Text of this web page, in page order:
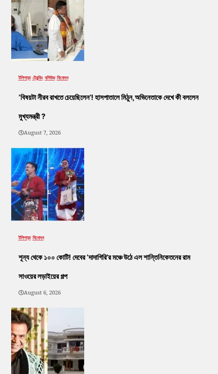
টলিপাড়া ট্রেন্ডিং বলিউড বিনোদন
‘বিষয়টা নীরব রাখতে চেয়েছিলেন’! হাসপাতালে মিঠুন,অভিনেতাকে দেখে কী বললেন
মুখ্যমন্ত্রী ?
August 7, 2026
টলিপাড়া বিনোদন
শূন্য থেকে ১০০ কোটি! দেবের ‘দাদাগিরি’র মঞ্চে উঠে এল শান্তিনিকেতনের রাম
সাওয়ের লড়াইয়ের গল্প
August 6, 2026